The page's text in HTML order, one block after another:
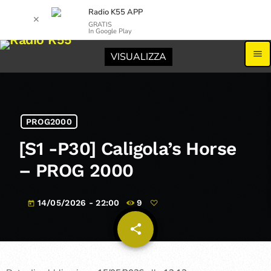
menu
PROG2000
[S1 -P30] Caligola’s Horse
– PROG 2000
today 14/05/2026 - 22:00 9
share
email
✕
Radio K55 APP
GRATIS
In Google Play
VISUALIZZA